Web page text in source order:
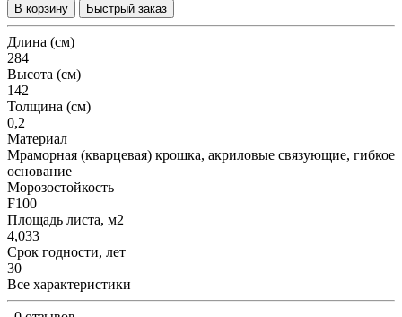
В корзину Быстрый заказ
Длина (см)
284
Высота (см)
142
Толщина (см)
0,2
Материал
Мраморная (кварцевая) крошка, акриловые связующие, гибкое
основание
Морозостойкость
F100
Площадь листа, м2
4,033
Срок годности, лет
30
Все характеристики